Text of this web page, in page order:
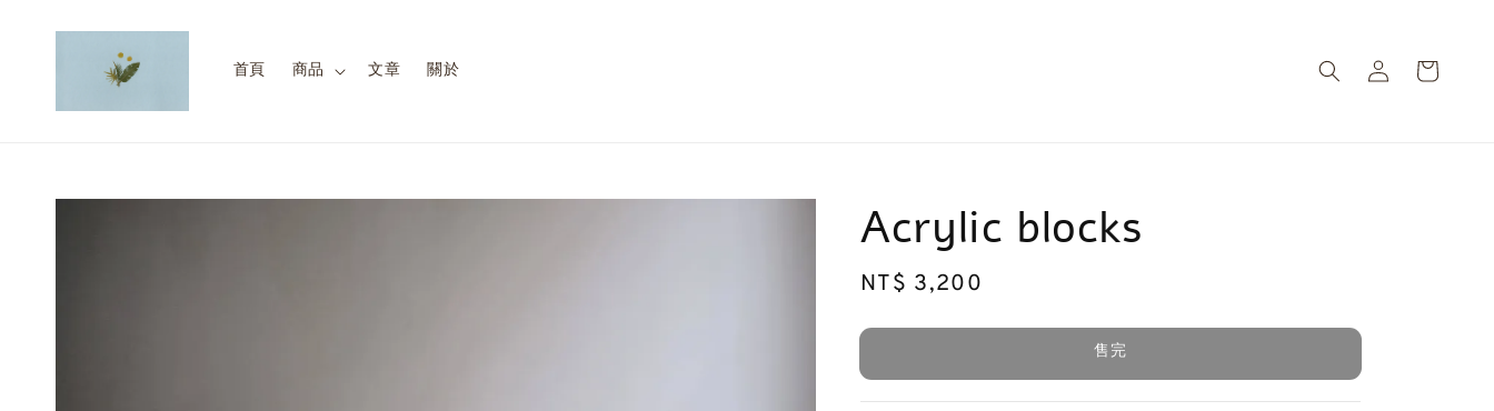
首頁 商品 文章 關於
Acrylic blocks
Regular
NT$ 3,200
售完